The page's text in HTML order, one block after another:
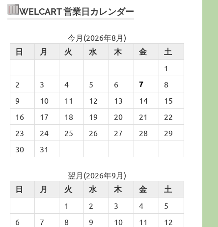
WELCART 営業日カレンダー
今月(2026年8月)
日 月 火 水 木 金 土
1
2
3 4 5 6 7
8
9
10 11 12 13 14
15
16
17 18 19 20 21
22
23
24 25 26 27 28
29
30
31
翌月(2026年9月)
日 月 火 水 木 金 土
1 2 3 4
5
6
7 8 9 10 11
12